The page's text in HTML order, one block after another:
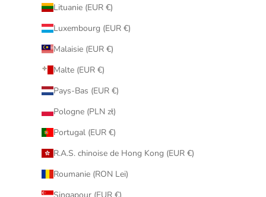
Lituanie (EUR €)
Luxembourg (EUR €)
Malaisie (EUR €)
Malte (EUR €)
Pays-Bas (EUR €)
Pologne (PLN zł)
Portugal (EUR €)
R.A.S. chinoise de Hong Kong (EUR €)
Roumanie (RON Lei)